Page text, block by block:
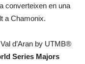
converteixen en una
a Chamonix.
d’Aran by UTMB®
Series Majors